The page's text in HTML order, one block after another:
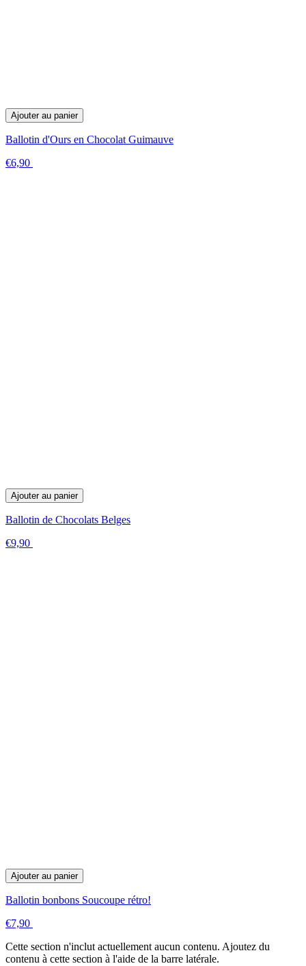
Ajouter au panier
Ballotin d'Ours en Chocolat Guimauve
€6,90
Ajouter au panier
Ballotin de Chocolats Belges
€9,90
Ajouter au panier
Ballotin bonbons Soucoupe rétro!
€7,90
Cette section n'inclut actuellement aucun contenu. Ajoutez du
contenu à cette section à l'aide de la barre latérale.